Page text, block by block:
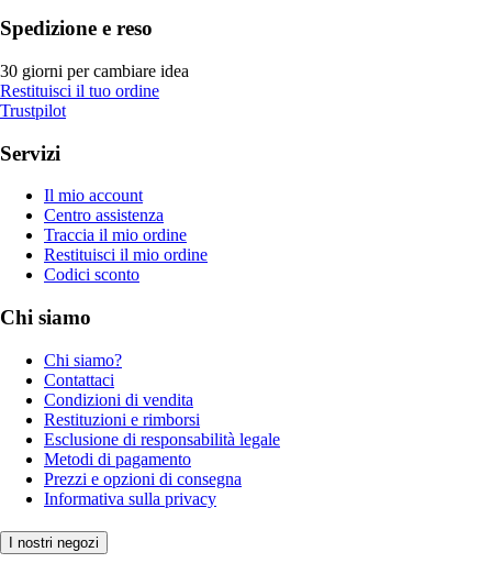
Spedizione e reso
30 giorni per cambiare idea
Restituisci il tuo ordine
Trustpilot
Servizi
Il mio account
Centro assistenza
Traccia il mio ordine
Restituisci il mio ordine
Codici sconto
Chi siamo
Chi siamo?
Contattaci
Condizioni di vendita
Restituzioni e rimborsi
Esclusione di responsabilità legale
Metodi di pagamento
Prezzi e opzioni di consegna
Informativa sulla privacy
I nostri negozi